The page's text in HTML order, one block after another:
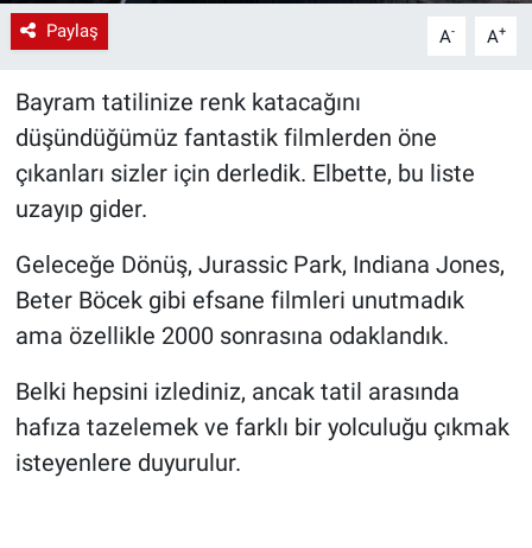
Paylaş A- A+
Bayram tatilinize renk katacağını
düşündüğümüz fantastik filmlerden öne
çıkanları sizler için derledik. Elbette, bu liste
uzayıp gider.
Geleceğe Dönüş, Jurassic Park, Indiana Jones,
Beter Böcek gibi efsane filmleri unutmadık
ama özellikle 2000 sonrasına odaklandık.
Belki hepsini izlediniz, ancak tatil arasında
hafıza tazelemek ve farklı bir yolculuğu çıkmak
isteyenlere duyurulur.